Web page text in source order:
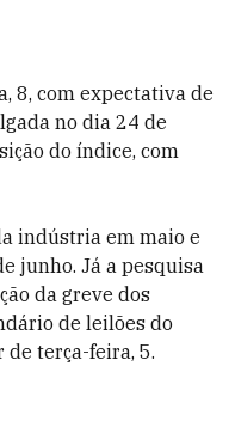
8, com expectativa de
no dia 24 de
do índice, com
indústria em maio e
junho. Já a pesquisa
da greve dos
de leilões do
terça-feira, 5.